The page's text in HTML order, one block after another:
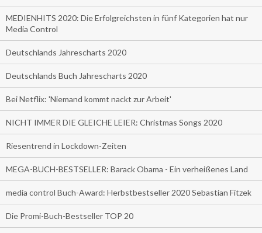
MEDIENHITS 2020: Die Erfolgreichsten in fünf Kategorien hat nur
Media Control
Deutschlands Jahrescharts 2020
Deutschlands Buch Jahrescharts 2020
Bei Netflix: 'Niemand kommt nackt zur Arbeit'
NICHT IMMER DIE GLEICHE LEIER: Christmas Songs 2020
Riesentrend in Lockdown-Zeiten
MEGA-BUCH-BESTSELLER: Barack Obama - Ein verheißenes Land
media control Buch-Award: Herbstbestseller 2020 Sebastian Fitzek
Die Promi-Buch-Bestseller TOP 20